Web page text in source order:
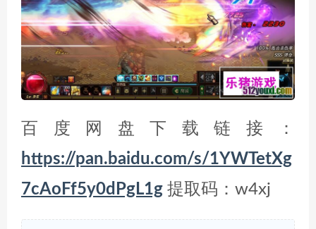
百度网盘下载链接：
https://pan.baidu.com/s/1YWTetXg
7cAoFf5y0dPgL1g 提取码：w4xj